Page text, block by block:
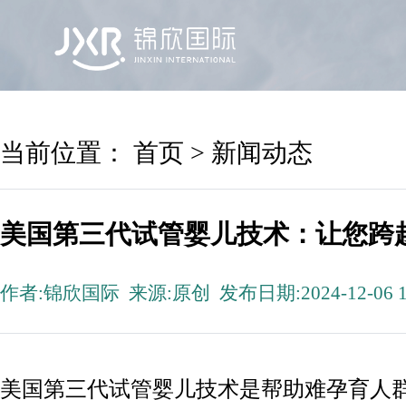
当前位置： 首页 > 新闻动态
美国第三代试管婴儿技术：让您跨
作者:锦欣国际 来源:原创 发布日期:2024-12-06
美国第三代试管婴儿技术是帮助难孕育人